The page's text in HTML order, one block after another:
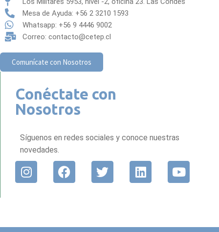
Mesa de Ayuda: +56 2 3210 1593
Whatsapp: +56 9 4446 9002
Correo: contacto@cetep.cl
Comunícate con Nosotros
Conéctate con
Nosotros
Síguenos en redes sociales y conoce nuestras
novedades.